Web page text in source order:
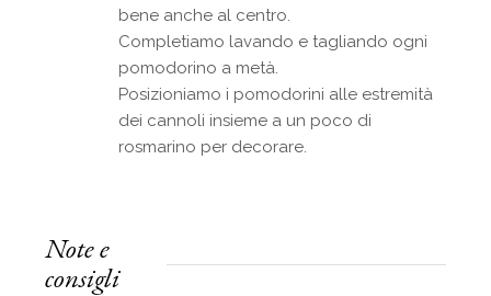
bene anche al centro.
Completiamo lavando e tagliando ogni
pomodorino a metà.
Posizioniamo i pomodorini alle estremità
dei cannoli insieme a un poco di
rosmarino per decorare.
Note e
consigli